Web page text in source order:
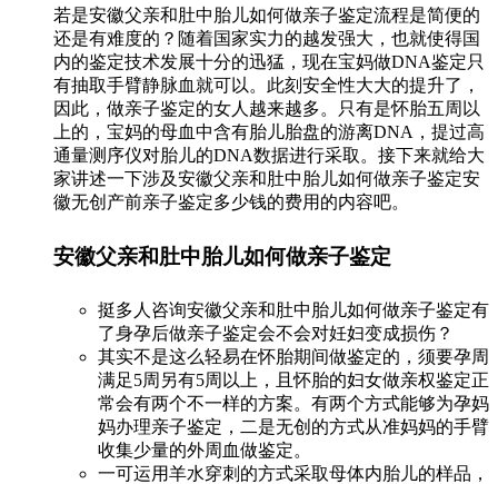
若是安徽父亲和肚中胎儿如何做亲子鉴定流程是简便的
还是有难度的？随着国家实力的越发强大，也就使得国
内的鉴定技术发展十分的迅猛，现在宝妈做DNA鉴定只
有抽取手臂静脉血就可以。此刻安全性大大的提升了，
因此，做亲子鉴定的女人越来越多。只有是怀胎五周以
上的，宝妈的母血中含有胎儿胎盘的游离DNA，提过高
通量测序仪对胎儿的DNA数据进行采取。接下来就给大
家讲述一下涉及安徽父亲和肚中胎儿如何做亲子鉴定安
徽无创产前亲子鉴定多少钱的费用的内容吧。
安徽父亲和肚中胎儿如何做亲子鉴定
挺多人咨询安徽父亲和肚中胎儿如何做亲子鉴定有
了身孕后做亲子鉴定会不会对妊妇变成损伤？
其实不是这么轻易在怀胎期间做鉴定的，须要孕周
满足5周另有5周以上，且怀胎的妇女做亲权鉴定正
常会有两个不一样的方案。有两个方式能够为孕妈
妈办理亲子鉴定，二是无创的方式从准妈妈的手臂
收集少量的外周血做鉴定。
一可运用羊水穿刺的方式采取母体内胎儿的样品，